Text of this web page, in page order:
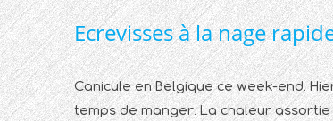
Ecrevisses à la nage
Canicule en Belgique ce week-end.
temps de manger. La chaleur assortie